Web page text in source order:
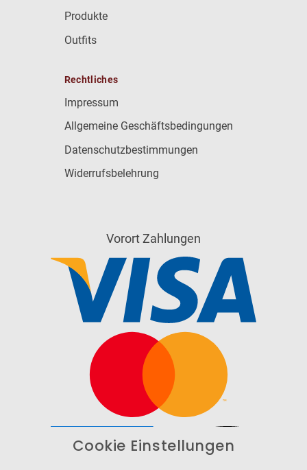
Produkte
Outfits
Rechtliches
Impressum
Allgemeine Geschäftsbedingungen
Datenschutzbestimmungen
Widerrufsbelehrung
Vorort Zahlungen
Cookie Einstellungen